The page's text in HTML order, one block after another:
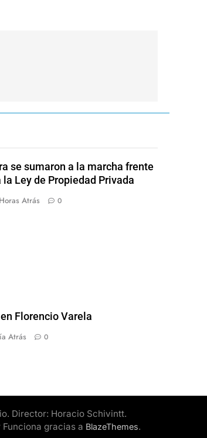
se sumaron a la marcha frente
Ley de Propiedad Privada
Atrás 0
Florencio Varela
Atrás 0
Director: Horacio Schivintt.
gracias a BlazeThemes.